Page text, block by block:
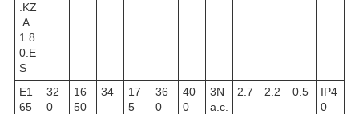
.KZ
.A.
1.8
0.E
S
E1
65
32
0
16
50
34
17
5
36
0
40
0
3N
a.c.
2.7 2.2 0.5
IP4
0